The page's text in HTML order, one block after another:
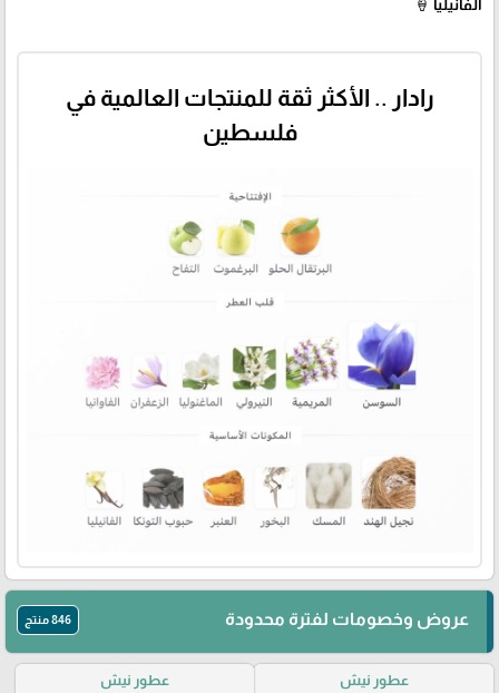
الفانيليا 🍦
رادار .. الأكثر ثقة للمنتجات العالمية في
فلسطين
عروض وخصومات لفترة محدودة 846 منتج
عطور نيش عطور نيش